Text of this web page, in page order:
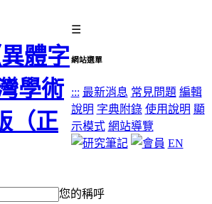
☰
網站選單
::: 最新消息 常見問題 編輯
說明 字典附錄 使用說明 顯
示模式 網站導覽
EN
您的稱呼